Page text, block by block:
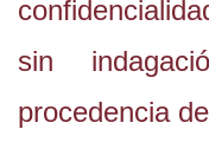
sin
procedencia